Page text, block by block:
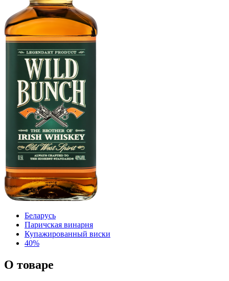
Беларусь
Паричская винарня
Купажированный виски
40%
О товаре